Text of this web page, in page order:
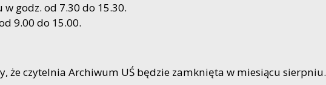
godz. od 7.30 do 15.30.
9.00 do 15.00.
że czytelnia Archiwum UŚ będzie zamknięta w miesiącu sierpniu.